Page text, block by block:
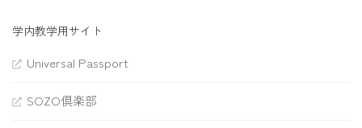
学内教学用サイト
Universal Passport
SOZO倶楽部